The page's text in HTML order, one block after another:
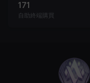
171
自助終端購買